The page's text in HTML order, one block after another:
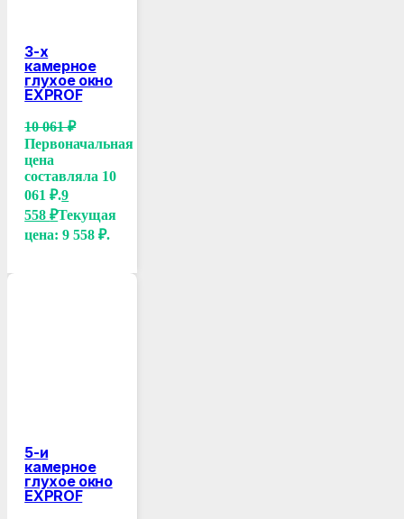
3-х
камерное
глухое окно
EXPROF
10 061₽
Первоначальная
цена
составляла 10
061 ₽.9
558₽Текущая
цена: 9 558 ₽.
5-и
камерное
глухое окно
EXPROF